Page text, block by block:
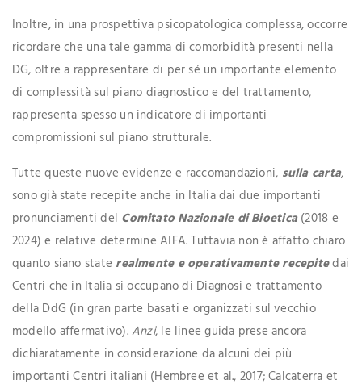
Inoltre, in una prospettiva psicopatologica complessa, occorre
ricordare che una tale gamma di comorbidità presenti nella
DG, oltre a rappresentare di per sé un importante elemento
di complessità sul piano diagnostico e del trattamento,
rappresenta spesso un indicatore di importanti
compromissioni sul piano strutturale.
Tutte queste nuove evidenze e raccomandazioni, sulla carta,
sono già state recepite anche in Italia dai due importanti
pronunciamenti del Comitato Nazionale di Bioetica(2018 e
2024) e relative determine AIFA. Tuttavia non è affatto chiaro
quanto siano state realmente e operativamente recepitedai
Centri che in Italia si occupano di Diagnosi e trattamento
della DdG (in gran parte basati e organizzati sul vecchio
modello affermativo).Anzi, le linee guida prese ancora
dichiaratamente in considerazione da alcuni dei più
importanti Centri italiani (Hembree et al., 2017; Calcaterra et